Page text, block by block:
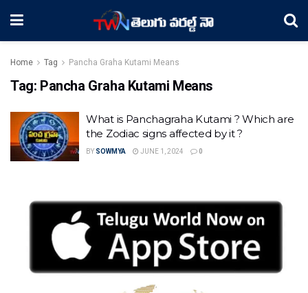
Home Tag Pancha Graha Kutami Means
Tag: Pancha Graha Kutami Means
What is Panchagraha Kutami ? Which are
the Zodiac signs affected by it ?
BY SOWMYA JUNE 1, 2024 0